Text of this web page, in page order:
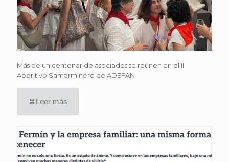
Más de un centenar de asociados se reúnen en el II
Aperitivo Sanferminero de ADEFAN
Leer más